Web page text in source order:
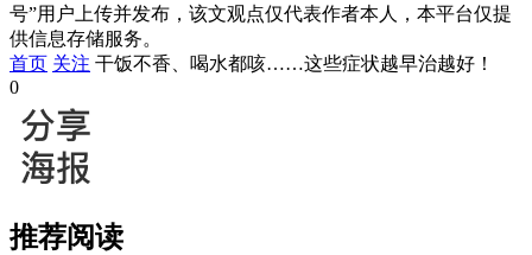
号”用户上传并发布，该文观点仅代表作者本人，本平台仅提
供信息存储服务。
首页 关注 干饭不香、喝水都咳……这些症状越早治越好！
0
推荐阅读